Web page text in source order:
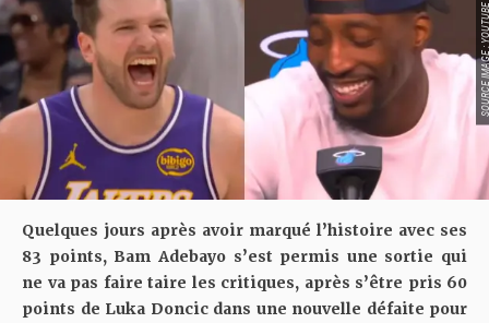
SOURCE
Quelques jours après avoir marqué l’histoire avec ses
83 points, Bam Adebayo s’est permis une sortie qui
ne va pas faire taire les critiques, après s’être pris 60
points de Luka Doncic dans une nouvelle défaite pour